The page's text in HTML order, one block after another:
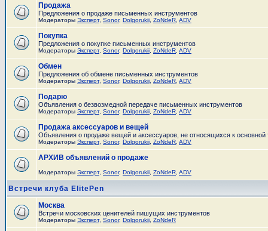
Продажа
Предложения о продаже письменных инструментов
Модераторы Эксперт, Sonor, Dolgorukii ZoNdeR ADV
Покупка
Предложения о покупке письменных инструментов
Модераторы Эксперт, Sonor, Dolgorukii ZoNdeR ADV
Обмен
Предложения об обмене письменных инструментов
Модераторы Эксперт, Sonor, Dolgorukii ZoNdeR ADV
Подарю
Объявления о безвозмедной передаче письменных инструментов
Модераторы Эксперт, Sonor, Dolgorukii ZoNdeR ADV
Продажа аксессуаров и вещей
Объявления о продаже вещей и аксессуаров, не относящихся к
Модераторы Эксперт, Sonor, Dolgorukii ZoNdeR ADV
АРХИВ объявлений о продаже
Модераторы Эксперт, Sonor, Dolgorukii ZoNdeR ADV
Встречи клуба ElitePen
Москва
Встречи московских ценителей пишущих инструментов
Модераторы Эксперт, Sonor, Dolgorukii ZoNdeR